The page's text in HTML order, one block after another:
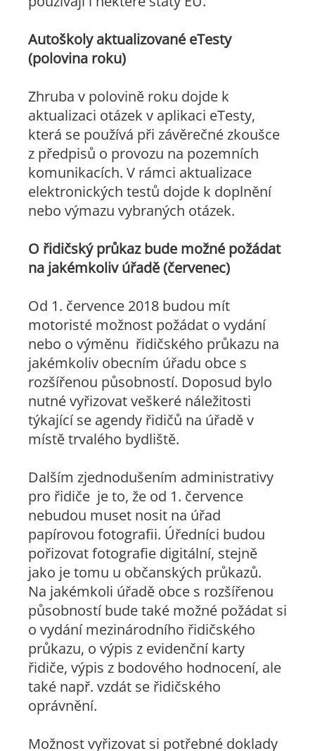
Autoškoly aktualizované eTesty
(polovina roku)
Zhruba v polovině roku dojde k
aktualizaci otázek v aplikaci eTesty,
která se používá při závěrečné zkoušce
z předpisů o provozu na pozemních
komunikacích. V rámci aktualizace
elektronických testů dojde k doplnění
nebo výmazu vybraných otázek.
O řidičský průkaz bude možné požádat
na jakémkoliv úřadě (červenec)
Od 1. července 2018 budou mít
motoristé možnost požádat o vydání
nebo o výměnu řidičského průkazu na
jakémkoliv obecním úřadu obce s
rozšířenou působností. Doposud bylo
nutné vyřizovat veškeré náležitosti
týkající se agendy řidičů na úřadě v
místě trvalého bydliště.
Dalším zjednodušením administrativy
pro řidiče je to, že od 1. července
nebudou muset nosit na úřad
papírovou fotografii. Úředníci budou
pořizovat fotografie digitální, stejně
jako je tomu u občanských průkazů.
Na jakémkoli úřadě obce s rozšířenou
působností bude také možné požádat si
o vydání mezinárodního řidičského
průkazu, o výpis z evidenční karty
řidiče, výpis z bodového hodnocení, ale
také např. vzdát se řidičského
oprávnění.
Možnost vyřizovat si potřebné doklady